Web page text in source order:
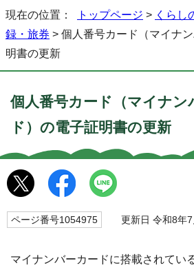
現在の位置： トップページ > くらし
録・旅券 > 個人番号カード（マイナ
明書の更新
個人番号カード（マイナン
ド）の電子証明書の更新
ページ番号1054975 更新日 令和8年7
マイナンバーカードに搭載されてい